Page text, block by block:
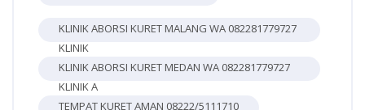
KLINIK ABORSI KURET MALANG WA 082281779727
KLINIK
KLINIK ABORSI KURET MEDAN WA 082281779727
KLINIK A
TEMPAT KURET AMAN 08222/5111710